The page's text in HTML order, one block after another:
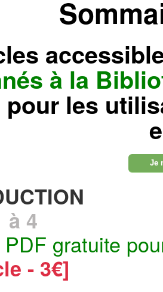
à la
pour les
Je
à 4
gratuite
- 3€]